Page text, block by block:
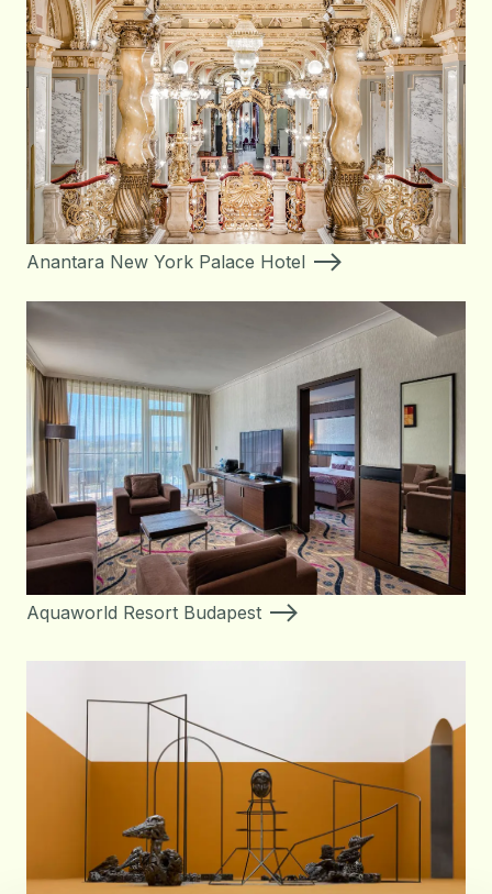
Anantara New York Palace Hotel
Aquaworld Resort Budapest